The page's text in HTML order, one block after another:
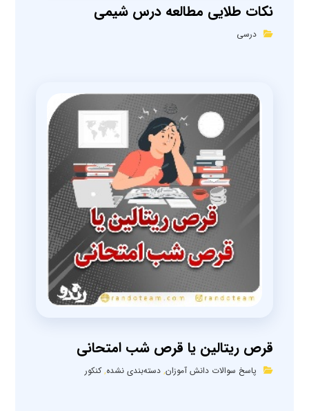
نکات طلایی مطالعه درس شیمی
درسی
قرص ریتالین یا قرص شب امتحانی
پاسخ سوالات دانش آموزان,دسته‌بندی نشده,کنکور